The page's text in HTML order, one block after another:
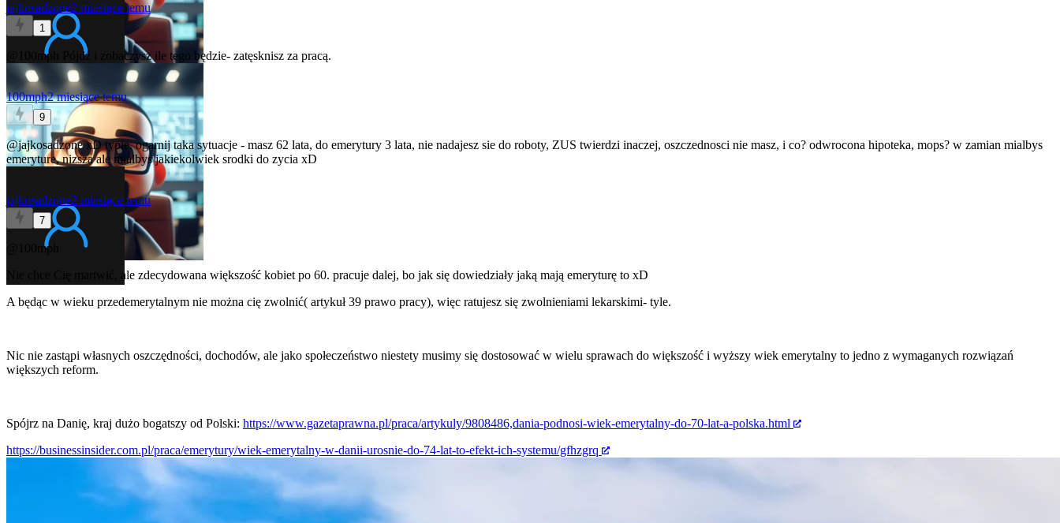
jajkosadzone2 miesiące temu
1
@100mph Pójdź i zobaczysz ile tego będzie- zatęsknisz za pracą.
100mph2 miesiące temu
9
@jajkosadzonexD typie, ogarnij taka sytuacje - masz 62 lata, do emerytury 3 lata, nie nadajesz sie do roboty, ZUS twierdzi inaczej, oszczednosci nie masz, i co? odwrocona hipoteka, mops? w zamian mialbys
emeryture, nizsza ale mialbys jakiekolwiek srodki do zycia xD
jajkosadzone2 miesiące temu
7
@100mph
Nie chce Cię martwić, ale zdecydowana większość kobiet po 60. pracuje dalej, bo jak się dowiedziały jaką mają emeryturę to xD
A będąc w wieku przedemerytalnym nie można cię zwolnić( artykuł 39 prawo pracy), więc ratujesz się zwolnieniami lekarskimi- tyle.
Nic nie zastąpi własnych oszczędności, dochodów, ale jako społeczeństwo niestety musimy się dostosować w wielu sprawach do większość i wyższy wiek emerytalny to jedno z wymaganych rozwiązań
większych reform.
Spójrz na Danię, kraj dużo bogatszy od Polski: https://www.gazetaprawna.pl/praca/artykuly/9808486,dania-podnosi-wiek-emerytalny-do-70-lat-a-polska.html
https://businessinsider.com.pl/praca/emerytury/wiek-emerytalny-w-danii-urosnie-do-74-lat-to-efekt-ich-systemu/gfhzgrq